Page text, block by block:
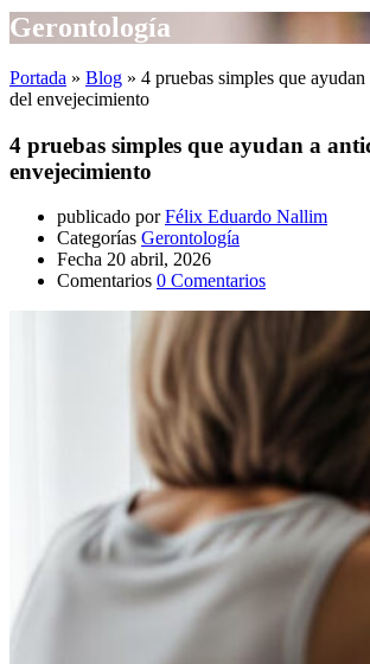
Gerontología
Portada » Blog » 4 pruebas simples que
del envejecimiento
4 pruebas simples que ayudan a
envejecimiento
publicado por Félix Eduardo Nallim
Categorías Gerontología
Fecha 20 abril, 2026
Comentarios 0 Comentarios